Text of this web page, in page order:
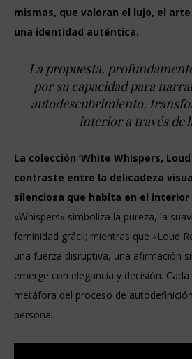
mismas, que valoran el lujo, el
una identidad auténtica.
La propuesta,
por su capacidad para
autodescubrimiento,
interior a través de
La colección ‘White Whispers,
contraste entre la delicadeza
silenciosa que habita en el interior
«Whispers» simboliza la pureza, la
feminidad grácil; mientras que «Loud
una fuerza disruptiva, una afirmación
emerge con elegancia y decisión.
metáfora del proceso de
personal.